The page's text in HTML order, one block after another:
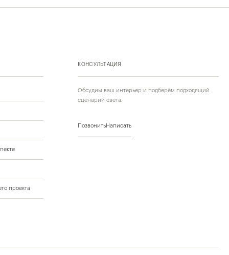
КОНСУЛЬТАЦИЯ
Обсудим ваш интерьер и подберём подходящий
сценарий света.
ПозвонитьНаписать
проекта